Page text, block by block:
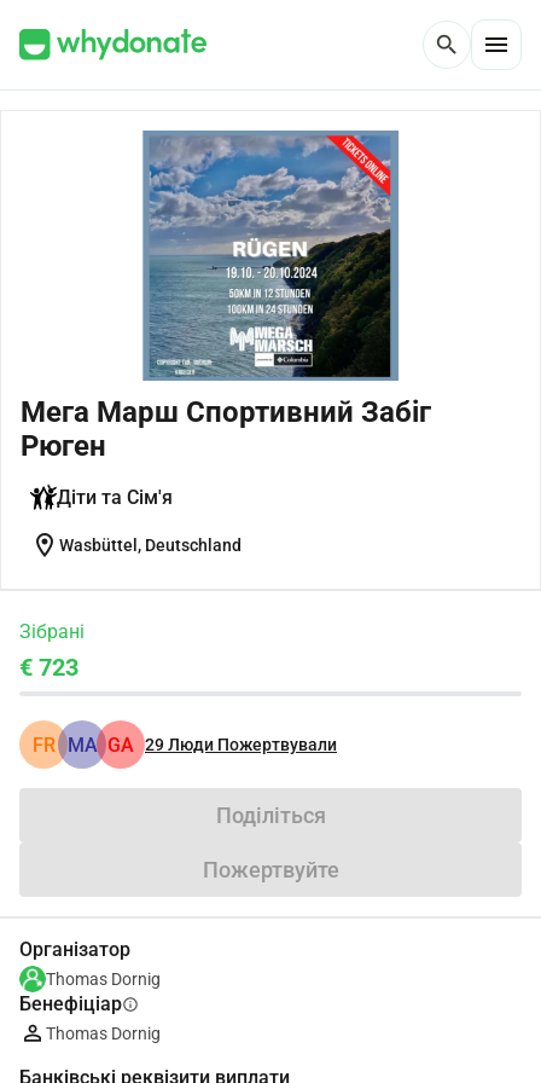
search menu
Мега Марш Спортивний Забіг
Рюген
Діти та Сім'я
location_on Wasbüttel, Deutschland
Зібрані
€ 723
FR MA GA 29Люди Пожертвували
Поділіться
Пожертвуйте
Організатор
Thomas Dornig
Бенефіціарinfo
Thomas Dornig
Банківські реквізити виплати